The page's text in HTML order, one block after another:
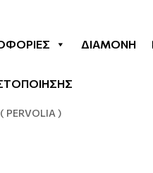
ΔΙΑΜΟΝΉ
PERVOLIA )